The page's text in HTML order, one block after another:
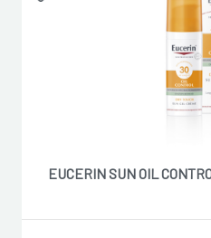
EUCERIN SUN OIL